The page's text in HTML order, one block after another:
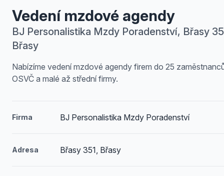
Vedení mzdové agendy
BJ Personalistika Mzdy Poradenství, Břasy
Břasy
Nabízíme vedení mzdové agendy firem do 25
OSVČ a malé až střední firmy.
Firma BJ Personalistika Mzdy Poradenství
Adresa Břasy 351, Břasy